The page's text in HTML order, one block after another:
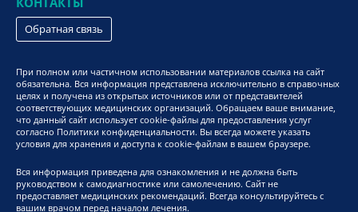
Обратная связь
При полном или частичном использовании материалов ссылка на сайт
обязательна. Вся информация представлена исключительно в справочных
целях и получена из открытых источников или от представителей
соответствующих медицинских организаций. Обращаем ваше внимание,
что данный сайт использует cookie-файлы для предоставления услуг
согласно Политики конфиденциальности. Вы всегда можете указать
условия для хранения и доступа к cookie-файлам в вашем браузере.
Вся информация приведена для ознакомления и не должна быть
руководством к самодиагностике или самолечению. Сайт не
предоставляет медицинских рекомендаций. Всегда консультируйтесь с
вашим врачом перед началом лечения.